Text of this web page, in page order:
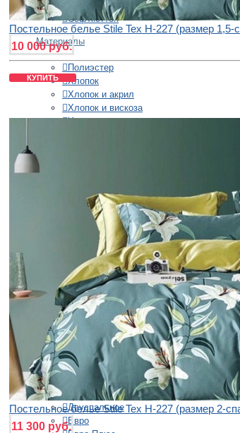
Софткоттон
Материалы
Полиэстер
Хлопок
Хлопок и акрил
Хлопок и вискоза
Хлопок и полиэстер
Россия
Asabella
Belashoff
Ecotex
German Grass
Nature's
Размеры
Полуторное
Двуспальное
Евро
Постельное белье Stile Tex H-227 (размер 1,5-
10 000 руб.
КУПИТЬ
Постельное белье Stile Tex H-227 (размер 2-
11 300 руб.